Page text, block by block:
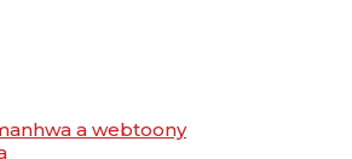
a webtoony